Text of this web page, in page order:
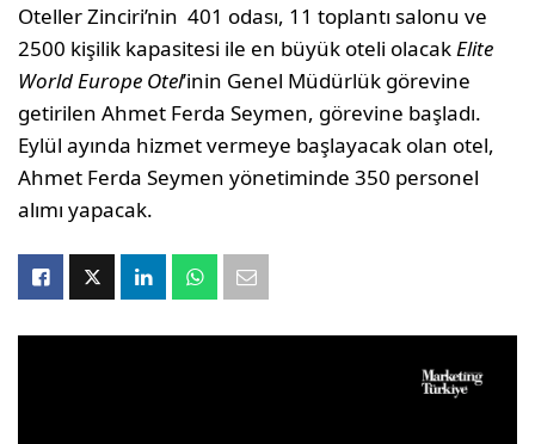
Oteller Zinciri’nin 401 odası, 11 toplantı salonu ve
2500 kişilik kapasitesi ile en büyük oteli olacakElite
World Europe Otel’inin Genel Müdürlük görevine
getirilen Ahmet Ferda Seymen, görevine başladı.
Eylül ayında hizmet vermeye başlayacak olan otel,
Ahmet Ferda Seymen yönetiminde 350 personel
alımı yapacak.